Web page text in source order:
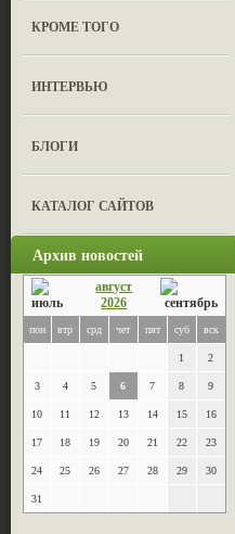
КРОМЕ ТОГО
ИНТЕРВЬЮ
БЛОГИ
КАТАЛОГ САЙТОВ
Архив новостей
август
2026
пон втр срд чет пят суб вск
1 2
3 4 5 6 7 8 9
10 11 12 13 14 15 16
17 18 19 20 21 22 23
24 25 26 27 28 29 30
31